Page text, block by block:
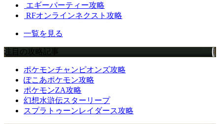
エギーパーティー攻略
RFオンラインネクスト攻略
一覧を見る
注目の攻略記事
ポケモンチャンピオンズ攻略
ぽこあポケモン攻略
ポケモンZA攻略
幻想水滸伝スターリープ
スプラトゥーンレイダース攻略